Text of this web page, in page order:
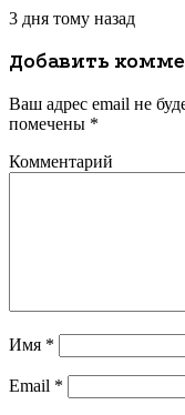
3 дня тому назад
Добавить
Ваш адрес email не
помечены *
Комментарий
Имя *
Email *